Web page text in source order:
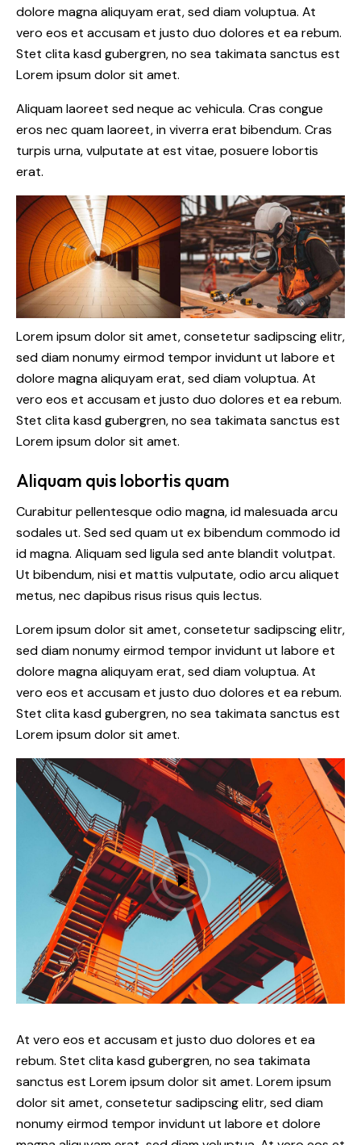
dolore magna aliquyam erat, sed diam voluptua. At
vero eos et accusam et justo duo dolores et ea rebum.
Stet clita kasd gubergren, no sea takimata sanctus est
Lorem ipsum dolor sit amet.
Aliquam laoreet sed neque ac vehicula. Cras congue
eros nec quam laoreet, in viverra erat bibendum. Cras
turpis urna, vulputate at est vitae, posuere lobortis
erat.
Lorem ipsum dolor sit amet, consetetur sadipscing elitr,
sed diam nonumy eirmod tempor invidunt ut labore et
dolore magna aliquyam erat, sed diam voluptua. At
vero eos et accusam et justo duo dolores et ea rebum.
Stet clita kasd gubergren, no sea takimata sanctus est
Lorem ipsum dolor sit amet.
Aliquam quis lobortis quam
Curabitur pellentesque odio magna, id malesuada arcu
sodales ut. Sed sed quam ut ex bibendum commodo id
id magna. Aliquam sed ligula sed ante blandit volutpat.
Ut bibendum, nisi et mattis vulputate, odio arcu aliquet
metus, nec dapibus risus risus quis lectus.
Lorem ipsum dolor sit amet, consetetur sadipscing elitr,
sed diam nonumy eirmod tempor invidunt ut labore et
dolore magna aliquyam erat, sed diam voluptua. At
vero eos et accusam et justo duo dolores et ea rebum.
Stet clita kasd gubergren, no sea takimata sanctus est
Lorem ipsum dolor sit amet.
At vero eos et accusam et justo duo dolores et ea
rebum. Stet clita kasd gubergren, no sea takimata
sanctus est Lorem ipsum dolor sit amet. Lorem ipsum
dolor sit amet, consetetur sadipscing elitr, sed diam
nonumy eirmod tempor invidunt ut labore et dolore